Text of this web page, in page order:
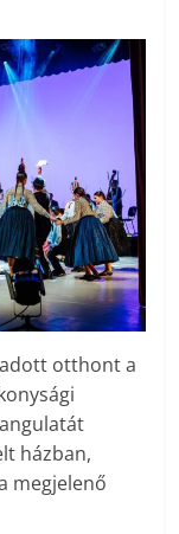
otthont a
házban,
megjelenő